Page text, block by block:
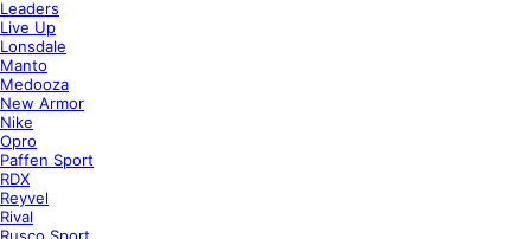
Leaders
Live Up
Lonsdale
Manto
Medooza
New Armor
Nike
Opro
Paffen Sport
RDX
Reyvel
Rival